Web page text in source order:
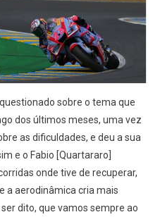
sobre o tema que
dos últimos meses, uma vez
as dificuldades, e deu a sua
e o Fabio [Quartararo]
onde tive de recuperar,
a aerodinâmica cria mais
dito, que vamos sempre ao